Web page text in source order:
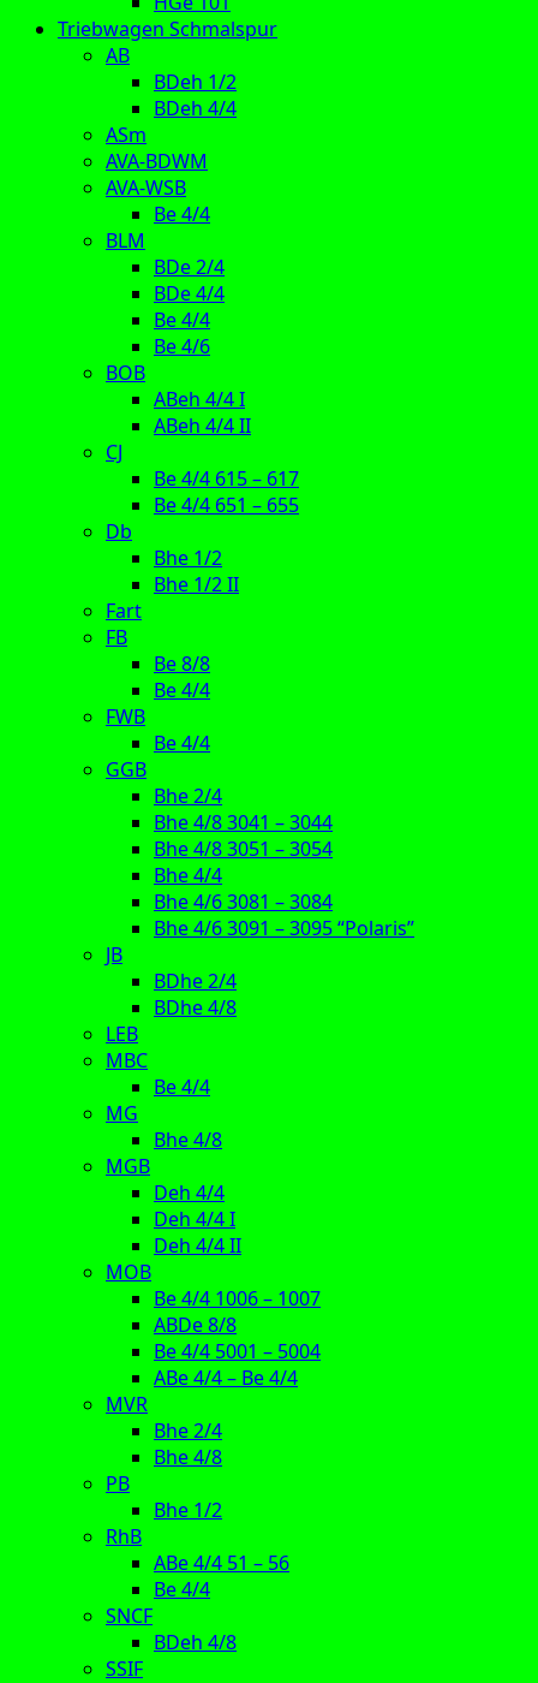
Triebwagen Schmalspur
AB
BDeh 1/2
BDeh 4/4
ASm
AVA-BDWM
AVA-WSB
Be 4/4
BLM
BDe 2/4
BDe 4/4
Be 4/4
Be 4/6
BOB
ABeh 4/4 I
ABeh 4/4 II
CJ
Be 4/4 615 – 617
Be 4/4 651 – 655
Db
Bhe 1/2
Bhe 1/2 II
Fart
FB
Be 8/8
Be 4/4
FWB
Be 4/4
GGB
Bhe 2/4
Bhe 4/8 3041 – 3044
Bhe 4/8 3051 – 3054
Bhe 4/4
Bhe 4/6 3081 – 3084
Bhe 4/6 3091 – 3095 “Polaris”
JB
BDhe 2/4
BDhe 4/8
LEB
MBC
Be 4/4
MG
Bhe 4/8
MGB
Deh 4/4
Deh 4/4 I
Deh 4/4 II
MOB
Be 4/4 1006 – 1007
ABDe 8/8
Be 4/4 5001 – 5004
ABe 4/4 – Be 4/4
MVR
Bhe 2/4
Bhe 4/8
PB
Bhe 1/2
RhB
ABe 4/4 51 – 56
Be 4/4
SNCF
BDeh 4/8
SSIF